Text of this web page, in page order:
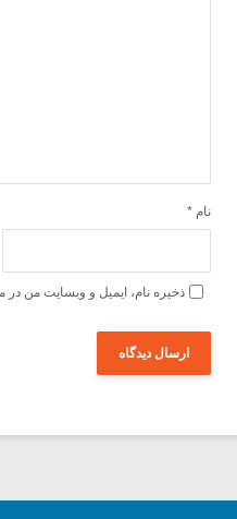
نام *
ذخیره نام، ایمیل و وبسایت من در